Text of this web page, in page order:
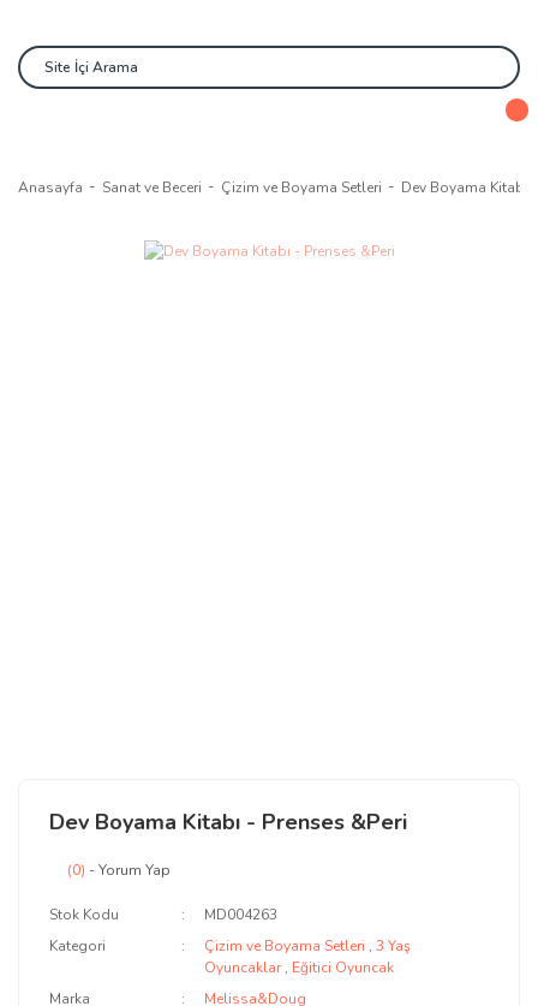
Anasayfa Sanat ve Beceri Çizim ve Boyama Setleri Dev Boyama Kitabı
Dev Boyama Kitabı - Prenses &Peri
(0) - Yorum Yap
Stok Kodu
MD004263
Kategori
Çizim ve Boyama Setleri , 3 Yaş
Oyuncaklar , Eğitici Oyuncak
Marka
Melissa&Doug